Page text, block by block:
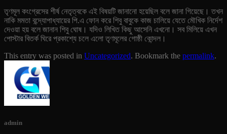
তৃণমূল কংগ্রেসের শীর্ষ নেতৃত্বকে এই বিষয়টি জানানো হয়েছিল বলে জানা গিয়েছে। তখন
নাকি মমতা বন্দ্যোপাধ্যায়ের পি.এ ফোন করে শিবু বাবুকে কাজ চালিয়ে যেতে মৌখিক নির্দেশ
দেওয়া হয় বলে জানান শিবু ঘোষ। যদিও লিখিত কিছু আসেনি এখনো। সব মিলিয়ে এখন
পোস্টার বিতর্ক ঘিরে প্রকাশ্যে চলে এলো তৃণমূলের গোষ্ঠী কোন্দল।
This entry was posted in Uncategorized. Bookmark the permalink.
admin